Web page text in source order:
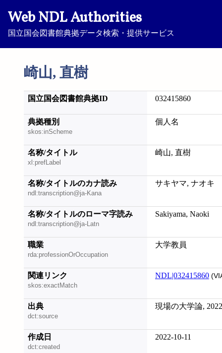
Web NDL Authorities
国立国会図書館典拠データ検索・提供サービス
崎山, 直樹
国立国会図書館典拠ID 032415860
典拠種別
skos:inScheme
個人名
名称/タイトル
xl:prefLabel
崎山, 直樹
名称/タイトルのカナ読み
ndl:transcription@ja-Kana
サキヤマ, ナオキ
名称/タイトルのローマ字読み
ndl:transcription@ja-Latn
Sakiyama, Naoki
職業
rda:professionOrOccupation
大学教員
関連リンク
skos:exactMatch
NDL|032415860
出典
dct:source
現場の大学論,
作成日
dct:created
2022-10-11